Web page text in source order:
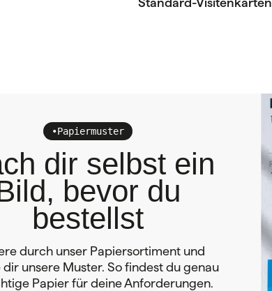
•Papiermuster
dir selbst ein
bevor du
bestellst
durch unser Papiersortiment und
dir unsere Muster. So findest du genau
Papier für deine Anforderungen.